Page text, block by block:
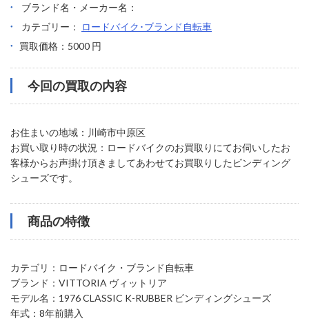
ブランド名・メーカー名：
カテゴリー：
ロードバイク･ブランド自転車
買取価格：5000 円
今回の買取の内容
お住まいの地域：川崎市中原区
お買い取り時の状況：ロードバイクのお買取りにてお伺いしたお
客様からお声掛け頂きましてあわせてお買取りしたビンディング
シューズです。
商品の特徴
カテゴリ：ロードバイク・ブランド自転車
ブランド：VITTORIA ヴィットリア
モデル名：1976 CLASSIC K-RUBBER ビンディングシューズ
年式：8年前購入